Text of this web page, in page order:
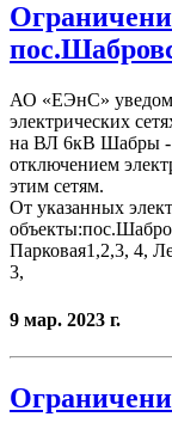
АО «ЕЭнС»
электрических
на ВЛ 6кВ Шабры -
отключением
этим сетям.
От указанных
Парковая1,2,3, 4,
3,
9 мар. 2023 г.